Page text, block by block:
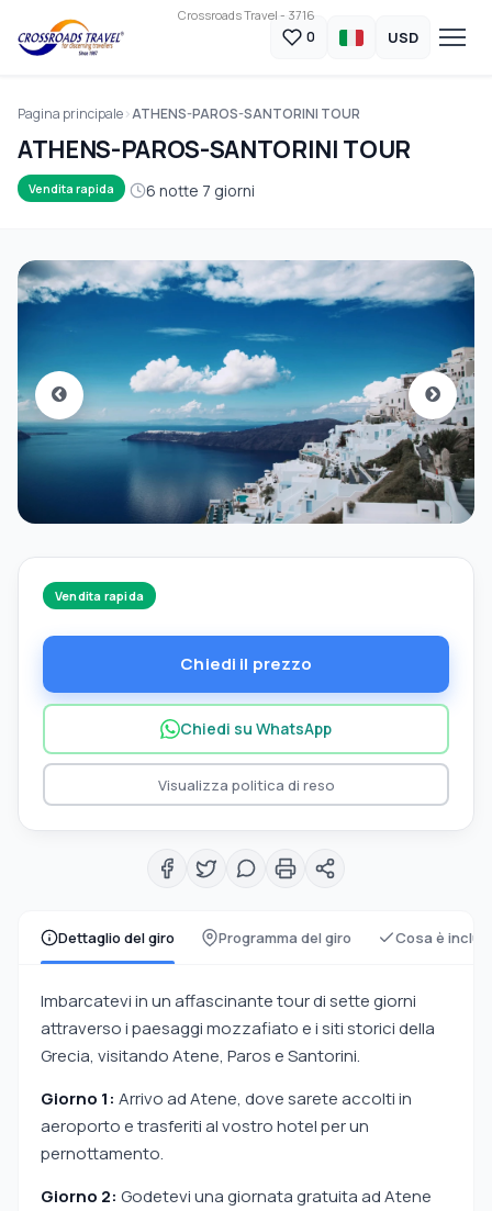
Crossroads Travel - 3716
0 USD
Pagina principale ATHENS-PAROS-SANTORINI TOUR
ATHENS-PAROS-SANTORINI TOUR
Vendita rapida 6 notte 7 giorni
Dettaglio del giro Programma del giro Cosa è
Imbarcatevi in un affascinante tour di sette giorni
attraverso i paesaggi mozzafiato e i siti storici della
Grecia, visitando Atene, Paros e Santorini.
Giorno 1: Arrivo ad Atene, dove sarete accolti in
aeroporto e trasferiti al vostro hotel per un
pernottamento.
Giorno 2: Godetevi una giornata gratuita ad Atene
Vendita rapida
Chiedi il prezzo
Chiedi su WhatsApp
Visualizza politica di reso